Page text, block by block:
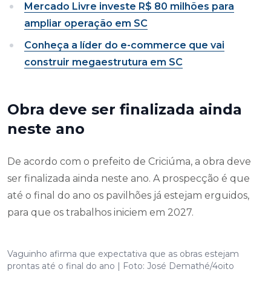
Mercado Livre investe R$ 80 milhões para
ampliar operação em SC
Conheça a líder do e-commerce que vai
construir megaestrutura em SC
Obra deve ser finalizada ainda
neste ano
De acordo com o prefeito de Criciúma, a obra deve
ser finalizada ainda neste ano. A prospecção é que
até o final do ano os pavilhões já estejam erguidos,
para que os trabalhos iniciem em 2027.
Vaguinho afirma que expectativa que as obras estejam
prontas até o final do ano | Foto: José Demathé/4oito